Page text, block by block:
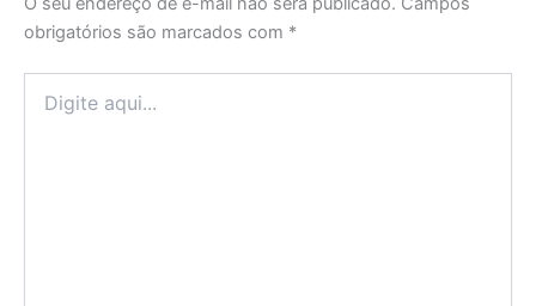
obrigatórios são marcados com *
aqui...